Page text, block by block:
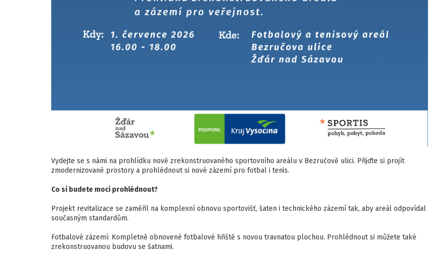
Vydejte se s námi na prohlídku nově zrekonstruovaného sportovního areálu v Bezručově ulici. Přijďte si projít
zmodernizované prostory a prohlédnout si nové zázemí pro fotbal i tenis.
Co si budete moci prohlédnout?
Projekt revitalizace se zaměřil na komplexní obnovu sportovišť, šaten i technického zázemí tak, aby areál odpovídal
současným standardům.
Fotbalové zázemí: Kompletně obnovené fotbalové hřiště s novou travnatou plochou. Prohlédnout si můžete také
zrekonstruovanou budovu se šatnami.